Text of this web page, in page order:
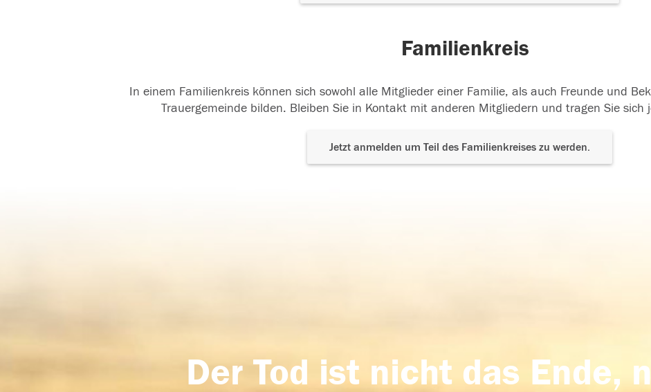
Familienkreis
In einem Familienkreis können sich sowohl alle Mitglieder einer Familie, als auch Freunde und
Trauergemeinde bilden. Bleiben Sie in Kontakt mit anderen Mitgliedern und tragen Sie sich
Jetzt anmelden um Teil des Familienkreises zu werden.
Der Tod ist nicht das Ende,